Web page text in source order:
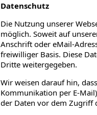
Datenschutz
Die Nutzung unserer
möglich. Soweit auf
Anschrift oder eMail-
freiwilliger Basis. Diese
Dritte weitergegeben.
Wir weisen darauf hin,
Kommunikation per E-
der Daten vor dem Zugriff